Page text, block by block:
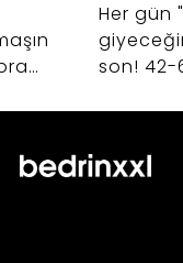
Her gün
son! 42-
uyumlu,
gardırop